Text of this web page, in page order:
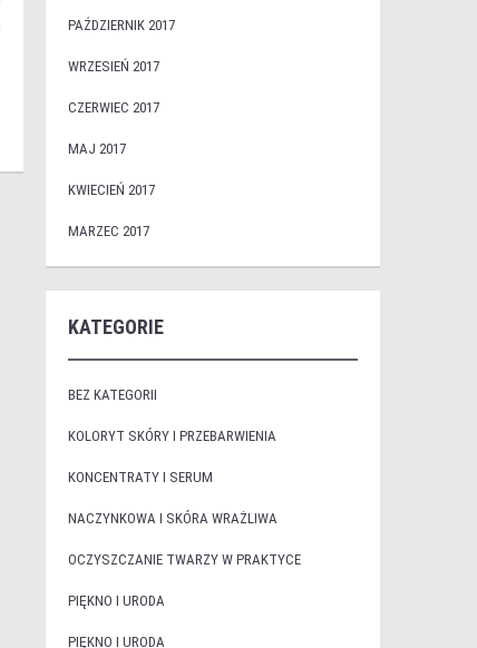
PAŹDZIERNIK 2017
WRZESIEŃ 2017
CZERWIEC 2017
MAJ 2017
KWIECIEŃ 2017
MARZEC 2017
KATEGORIE
BEZ KATEGORII
KOLORYT SKÓRY I PRZEBARWIENIA
KONCENTRATY I SERUM
NACZYNKOWA I SKÓRA WRAŻLIWA
OCZYSZCZANIE TWARZY W PRAKTYCE
PIĘKNO I URODA
PIĘKNO I URODA